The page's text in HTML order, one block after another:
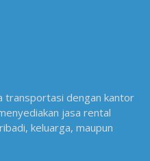
transportasi dengan kantor
jasa rental
keluarga, maupun